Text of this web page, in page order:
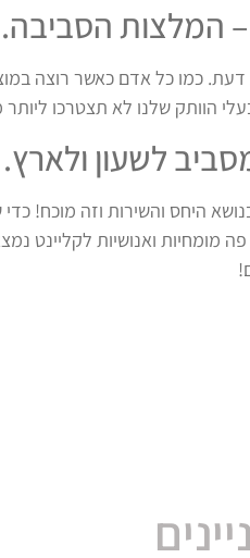
המלצות הסביבה.
כמו כל אדם כאשר רוצה
הוותק שלנו לא תצטרכו
לשעון ולארץ.
היחס והשירות וזה מוכח!
מומחיות ואנושיות לקליינט